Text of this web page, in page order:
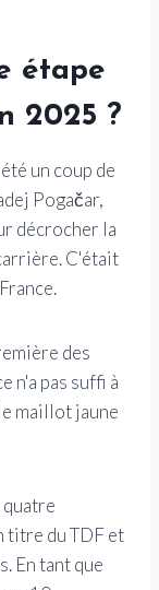
étape
2025 ?
un coup de
Pogačar,
décrocher la
C'était
des
n'a pas suffi à
maillot jaune
titre du TDF et
En tant que